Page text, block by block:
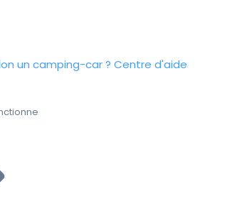
un camping-car ? Centre d'aide